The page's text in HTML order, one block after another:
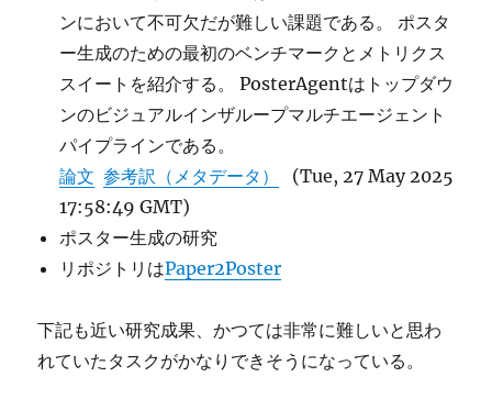
ンにおいて不可欠だが難しい課題である。 ポスタ
ー生成のための最初のベンチマークとメトリクス
スイートを紹介する。 PosterAgentはトップダウ
ンのビジュアルインザループマルチエージェント
パイプラインである。
論文 参考訳（メタデータ）
(Tue, 27 May 2025
17:58:49 GMT)
ポスター生成の研究
リポジトリはPaper2Poster
下記も近い研究成果、かつては非常に難しいと思わ
れていたタスクがかなりできそうになっている。